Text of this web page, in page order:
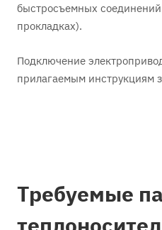
быстросъемных
прокладках).
Подключение
прилагаемым инструкциям
Требуемые